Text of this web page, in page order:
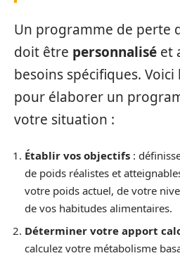
Un programme de perte
doit être personnalisé et
besoins spécifiques. Voici
pour élaborer un
votre situation :
Établir vos objectifs :
de poids réalistes et
votre poids actuel, de votre
de vos habitudes alimentaires.
Déterminer votre apport
calculez votre métabolisme